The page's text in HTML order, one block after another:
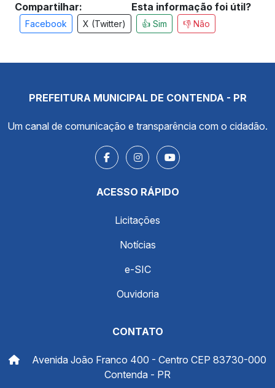
Compartilhar:
Facebook X (Twitter)
Esta informação foi útil?
👍 Sim 👎 Não
PREFEITURA MUNICIPAL DE CONTENDA - PR
Um canal de comunicação e transparência com o cidadão.
ACESSO RÁPIDO
Licitações
Notícias
e-SIC
Ouvidoria
CONTATO
Avenida João Franco 400 - Centro CEP 83730-000
Contenda - PR